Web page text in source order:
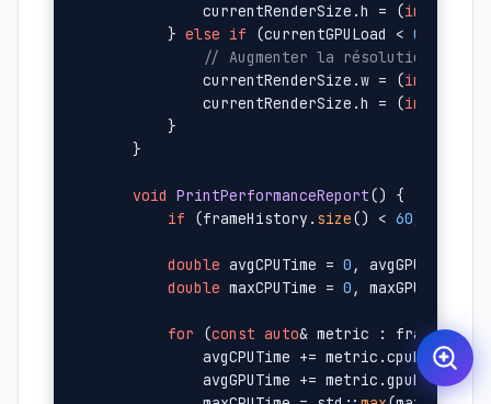
            currentRenderSize.h = (
int
        }
else if (currentGPULoad < 0.75f
// Augmenter la résolution
            currentRenderSize.w = (
int
            currentRenderSize.h = (
int
        }
    }
void PrintPerformanceReport()
{
if (frameHistory. size() < 60
double avgCPUTime = 0 , avgGPUTime =
double maxCPUTime = 0 , maxGPUTime =
for (const auto& metric :
avgCPUTime +=
avgGPUTime +=